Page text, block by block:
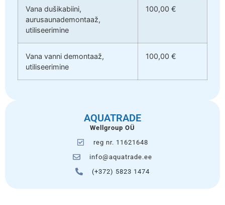
Vana dušikabiini,
aurusaunademontaaž,
utiliseerimine
100,00 €
Vana vanni demontaaž,
utiliseerimine
100,00 €
AQUATRADE
Wellgroup OÜ
reg nr. 11621648
info@aquatrade.ee
(+372) 5823 1474